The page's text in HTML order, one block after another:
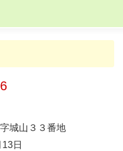
城山３３番地
日